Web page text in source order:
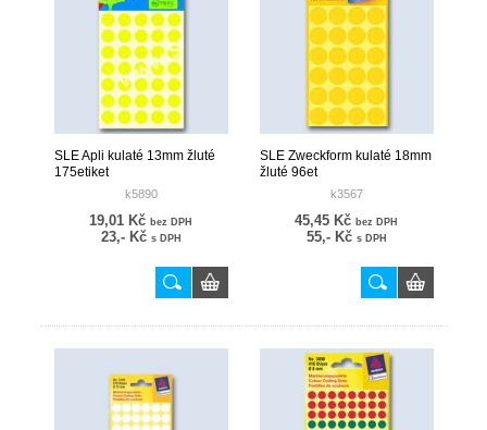
SLE Apli kulaté 13mm žluté
175etiket
k5890
19,01 Kč bez DPH
23,- Kč s DPH
SLE Zweckform kulaté 18mm
žluté 96et
k3567
45,45 Kč bez DPH
55,- Kč s DPH